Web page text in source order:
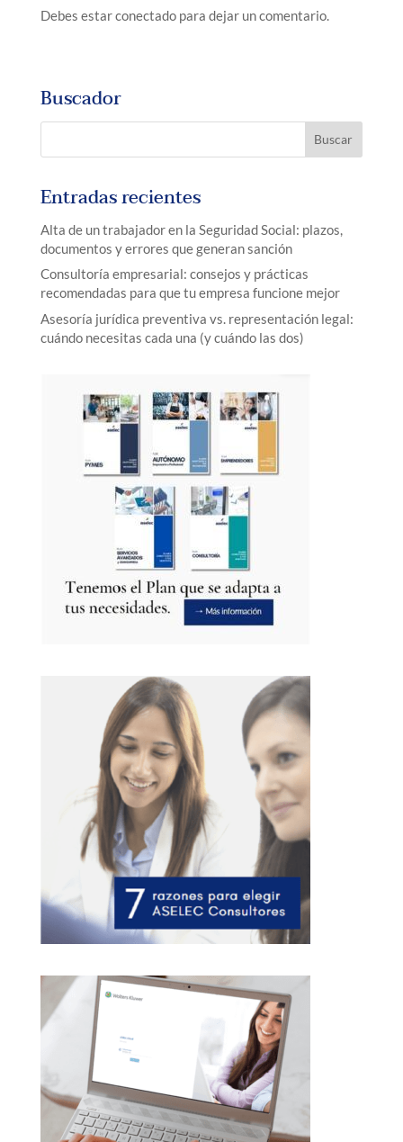
Debes estar conectado para dejar un comentario.
Buscador
Entradas recientes
Alta de un trabajador en la Seguridad Social: plazos,
documentos y errores que generan sanción
Consultoría empresarial: consejos y prácticas
recomendadas para que tu empresa funcione mejor
Asesoría jurídica preventiva vs. representación legal:
cuándo necesitas cada una (y cuándo las dos)